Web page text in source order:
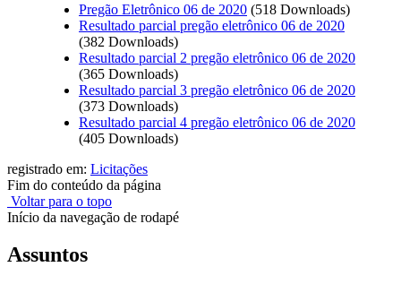
Pregão Eletrônico 06 de 2020 (518 Downloads)
Resultado parcial pregão eletrônico 06 de 2020
(382 Downloads)
Resultado parcial 2 pregão eletrônico 06 de 2020
(365 Downloads)
Resultado parcial 3 pregão eletrônico 06 de 2020
(373 Downloads)
Resultado parcial 4 pregão eletrônico 06 de 2020
(405 Downloads)
registrado em: Licitações
Fim do conteúdo da página
Voltar para o topo
Início da navegação de rodapé
Assuntos